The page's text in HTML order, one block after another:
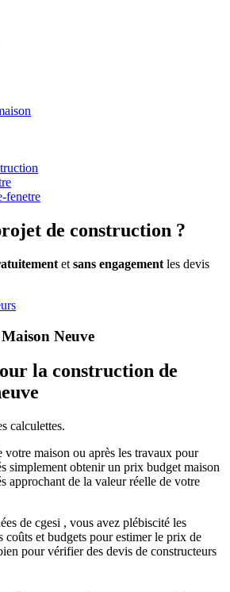
fenetre
de construction ?
et sans engagement les devis
Neuve
la construction de
calculettes.
maison ou après les travaux pour
simplement obtenir un prix budget maison
approchant de la valeur réelle de votre
de cgesi , vous avez plébiscité les
coûts et budgets pour estimer le prix de
pour vérifier des devis de constructeurs